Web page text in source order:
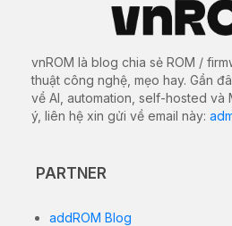
vnROM là blog chia sẻ ROM /
thuật công nghệ, mẹo hay. Gần
về AI, automation, self-hosted và
ý, liên hệ xin gửi về email này:
PARTNER
addROM Blog